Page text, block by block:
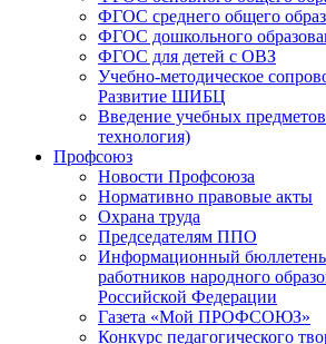
ФГОС среднего общего
ФГОС дошкольного
ФГОС для детей с ОВЗ
Учебно-методическое
Развитие ШИБЦ
Введение учебных
технология)
Профсоюз
Новости Профсоюза
Нормативно правовые акты
Охрана труда
Председателям ППО
Информационный
работников народного
Российской Федерации
Газета «Мой ПРОФСОЮЗ»
Конкурс педагогического